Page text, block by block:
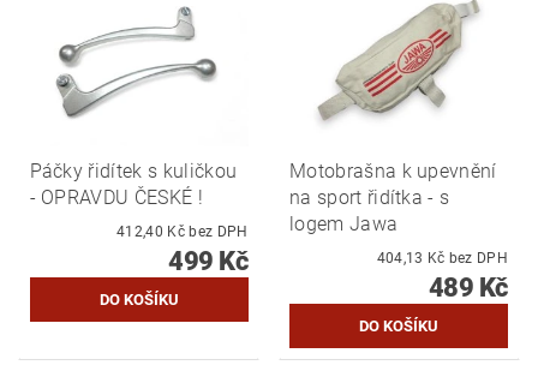
Páčky řidítek s kuličkou
- OPRAVDU ČESKÉ !
412,40 Kč bez DPH
499 Kč
Motobrašna k upevnění
na sport řidítka - s
logem Jawa
404,13 Kč bez DPH
489 Kč